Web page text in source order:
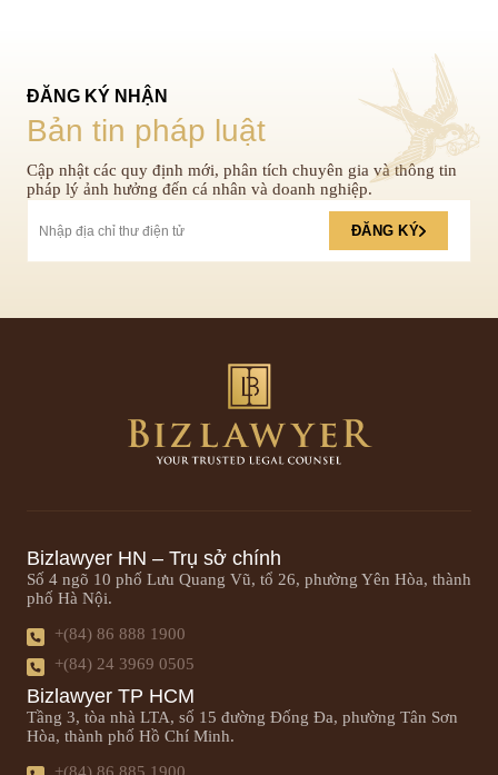
ĐĂNG KÝ NHẬN
Bản tin pháp luật
Cập nhật các quy định mới, phân tích chuyên gia và thông tin
pháp lý ảnh hưởng đến cá nhân và doanh nghiệp.
ĐĂNG KÝ
Bizlawyer HN – Trụ sở chính
Số 4 ngõ 10 phố Lưu Quang Vũ, tổ 26, phường Yên Hòa, thành
phố Hà Nội.
+(84) 86 888 1900
+(84) 24 3969 0505
Bizlawyer TP HCM
Tầng 3, tòa nhà LTA, số 15 đường Đống Đa, phường Tân Sơn
Hòa, thành phố Hồ Chí Minh.